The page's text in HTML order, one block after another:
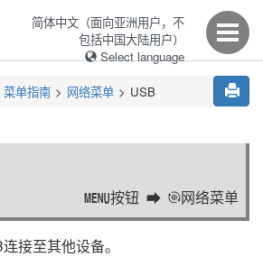
简体中文（面向亚洲用户，不
包括中国大陆用户）
Select language
菜单指南 网络菜单 USB
G按钮 a网络菜单
接至其他设备。